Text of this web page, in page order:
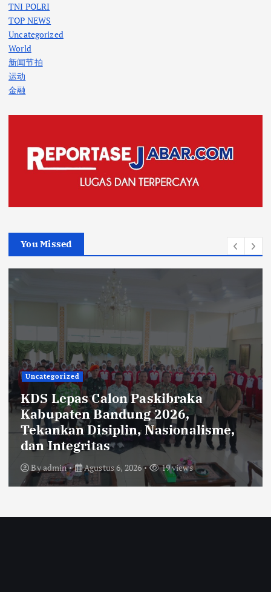
TNI POLRI
TOP NEWS
Uncategorized
World
新闻节拍
运动
金融
You Missed
Uncategorized
Rehabilitasi Ruang Kelas SMPN 2
Cilengkrang: CV Cipta Purnama
Abadi Diduga Langgar Aturan
Transparansi dan K3
Byadmin Agustus 6, 2026 34 views